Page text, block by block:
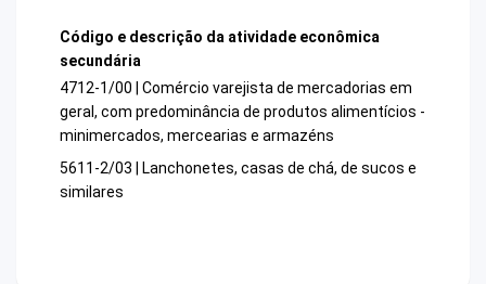
Código e descrição da atividade econômica
secundária
4712-1/00 | Comércio varejista de mercadorias em
geral, com predominância de produtos alimentícios -
minimercados, mercearias e armazéns
5611-2/03 | Lanchonetes, casas de chá, de sucos e
similares